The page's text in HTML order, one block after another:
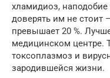
хламидиоз, наподобие
доверять им не стоит
превышает 20 %.
медицинском центре.
токсоплазмоз и
зародившейся жизни.